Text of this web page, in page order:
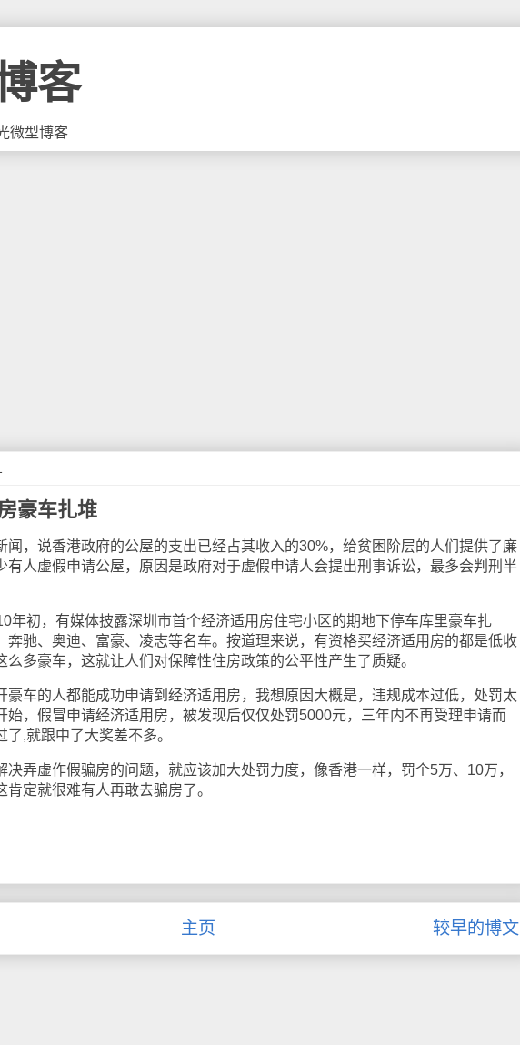
客
微型博客
豪车扎堆
，说香港政府的公屋的支出已经占其收入的30%，给贫困阶层的人们提供了廉
有人虚假申请公屋，原因是政府对于虚假申请人会提出刑事诉讼，最多会判刑半
初，有媒体披露深圳市首个经济适用房住宅小区的期地下停车库里豪车扎
奔驰、奥迪、富豪、凌志等名车。按道理来说，有资格买经济适用房的都是低收
么多豪车，这就让人们对保障性住房政策的公平性产生了质疑。
车的人都能成功申请到经济适用房，我想原因大概是，违规成本过低，处罚太
始，假冒申请经济适用房，被发现后仅仅处罚5000元，三年内不再受理申请而
了,就跟中了大奖差不多。
虚作假骗房的问题，就应该加大处罚力度，像香港一样，罚个5万、10万，
定就很难有人再敢去骗房了。
较早的博文
主页